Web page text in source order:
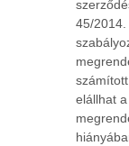
45/
elállhat